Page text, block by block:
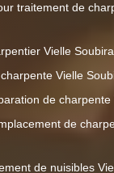
traitement de
Vielle
Vielle
de
de
de nuisibles